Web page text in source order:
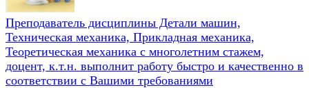
Преподаватель дисциплины Детали машин,
Техническая механика, Прикладная механика,
Теоретическая механика с многолетним стажем,
доцент, к.т.н. выполнит работу быстро и качественно в
соответствии с Вашими требованиями